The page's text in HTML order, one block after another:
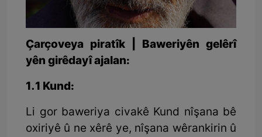
Çarçoveya piratîk | Baweriyên gelêrî
yên girêdayî ajalan:
1.1 Kund:
Li gor baweriya civakê Kund nîşana bê
oxiriyê û ne xêrê ye, nîşana wêrankirin û